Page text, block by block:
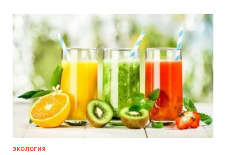
ЭКОЛОГИЯ